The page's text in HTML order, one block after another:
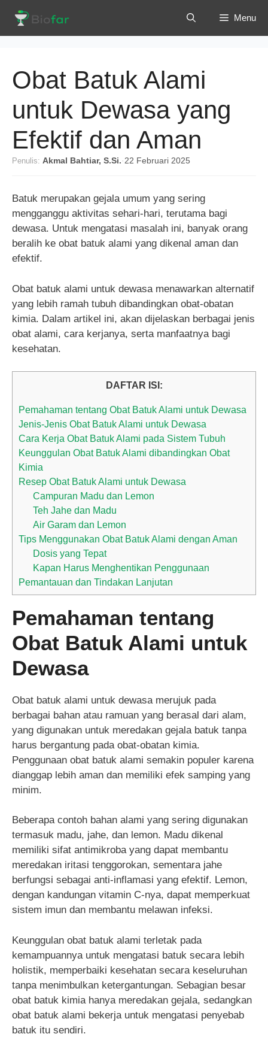
isi
Menu
Obat Batuk Alami
untuk Dewasa yang
Efektif dan Aman
Penulis: Akmal Bahtiar, S.Si. · 22 Februari 2025
Batuk merupakan gejala umum yang sering
mengganggu aktivitas sehari-hari, terutama bagi
dewasa. Untuk mengatasi masalah ini, banyak orang
beralih ke obat batuk alami yang dikenal aman dan
efektif.
Obat batuk alami untuk dewasa menawarkan alternatif
yang lebih ramah tubuh dibandingkan obat-obatan
kimia. Dalam artikel ini, akan dijelaskan berbagai jenis
obat alami, cara kerjanya, serta manfaatnya bagi
kesehatan.
DAFTAR ISI:
Pemahaman tentang Obat Batuk Alami untuk Dewasa
Jenis-Jenis Obat Batuk Alami untuk Dewasa
Cara Kerja Obat Batuk Alami pada Sistem Tubuh
Keunggulan Obat Batuk Alami dibandingkan Obat
Kimia
Resep Obat Batuk Alami untuk Dewasa
Campuran Madu dan Lemon
Teh Jahe dan Madu
Air Garam dan Lemon
Tips Menggunakan Obat Batuk Alami dengan Aman
Dosis yang Tepat
Kapan Harus Menghentikan Penggunaan
Pemantauan dan Tindakan Lanjutan
Pemahaman tentang
Obat Batuk Alami untuk
Dewasa
Obat batuk alami untuk dewasa merujuk pada
berbagai bahan atau ramuan yang berasal dari alam,
yang digunakan untuk meredakan gejala batuk tanpa
harus bergantung pada obat-obatan kimia.
Penggunaan obat batuk alami semakin populer karena
dianggap lebih aman dan memiliki efek samping yang
minim.
Beberapa contoh bahan alami yang sering digunakan
termasuk madu, jahe, dan lemon. Madu dikenal
memiliki sifat antimikroba yang dapat membantu
meredakan iritasi tenggorokan, sementara jahe
berfungsi sebagai anti-inflamasi yang efektif. Lemon,
dengan kandungan vitamin C-nya, dapat memperkuat
sistem imun dan membantu melawan infeksi.
Keunggulan obat batuk alami terletak pada
kemampuannya untuk mengatasi batuk secara lebih
holistik, memperbaiki kesehatan secara keseluruhan
tanpa menimbulkan ketergantungan. Sebagian besar
obat batuk kimia hanya meredakan gejala, sedangkan
obat batuk alami bekerja untuk mengatasi penyebab
batuk itu sendiri.